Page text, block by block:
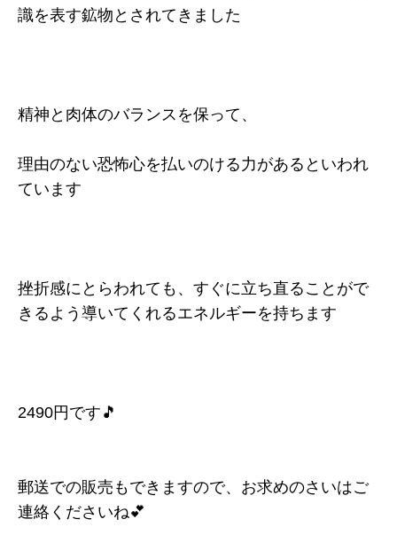
識を表す鉱物とされてきました
精神と肉体のバランスを保って、
理由のない恐怖心を払いのける力があるといわれ
ています
挫折感にとらわれても、すぐに立ち直ることがで
きるよう導いてくれるエネルギーを持ちます
2490円です🎵
郵送での販売もできますので、お求めのさいはご
連絡くださいね💕